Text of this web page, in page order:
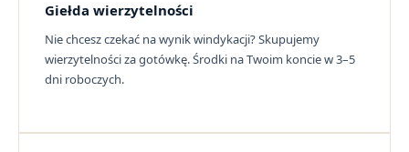
Giełda wierzytelności
Nie chcesz czekać na wynik windykacji? Skupujemy
wierzytelności za gotówkę. Środki na Twoim koncie w 3–5
dni roboczych.